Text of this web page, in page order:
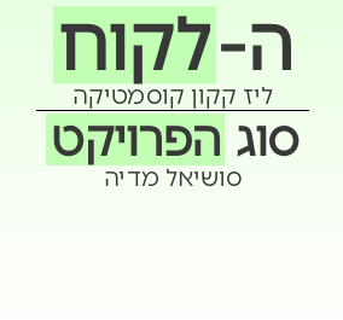
ה-לקוח
ליז קקון קוסמטיקה
סוג הפרויקט
סושיאל מדיה